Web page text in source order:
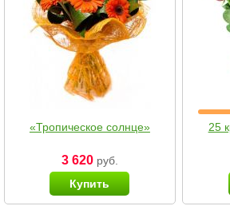
«Тропическое солнце»
3 620руб.
Купить
25